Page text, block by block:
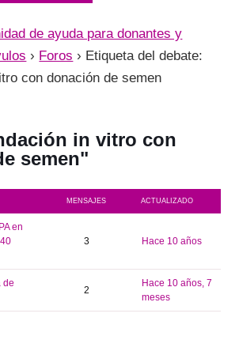
de ayuda para donantes y
› Foros › Etiqueta del debate:
con donación de semen
in vitro con
semen"
MENSAJES ACTUALIZADO
3 hace 10 años
2
hace 10 años, 7
meses